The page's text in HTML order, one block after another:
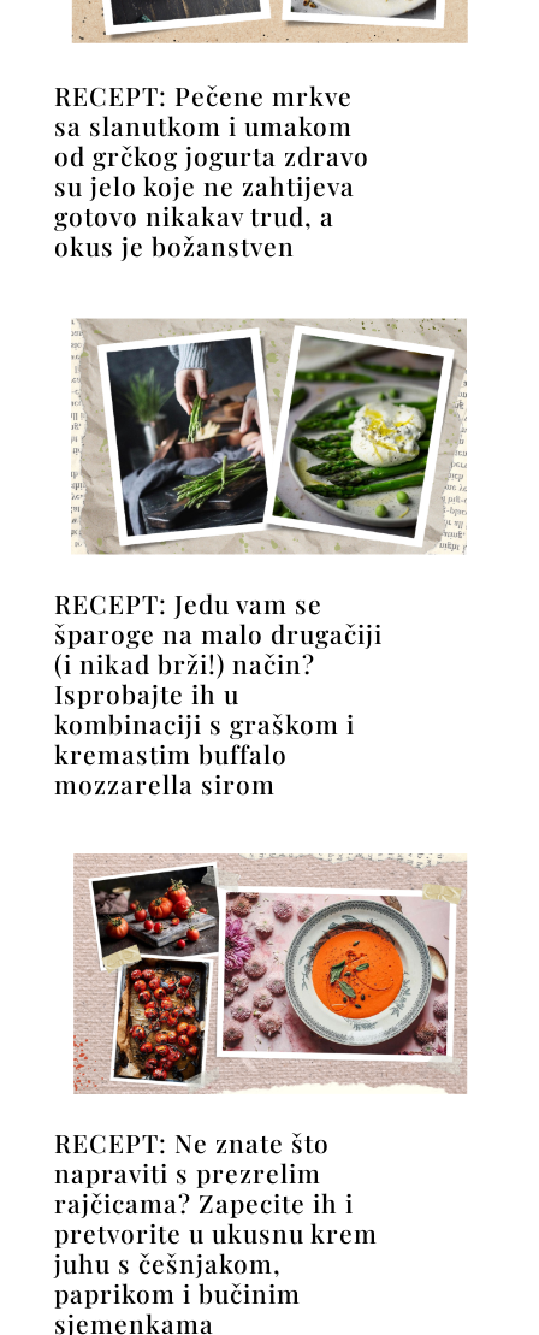
RECEPT: Pečene mrkve
sa slanutkom i umakom
od grčkog jogurta zdravo
su jelo koje ne zahtijeva
gotovo nikakav trud, a
okus je božanstven
RECEPT: Jedu vam se
šparoge na malo drugačiji
(i nikad brži!) način?
Isprobajte ih u
kombinaciji s graškom i
kremastim buffalo
mozzarella sirom
RECEPT: Ne znate što
napraviti s prezrelim
rajčicama? Zapecite ih i
pretvorite u ukusnu krem
juhu s češnjakom,
paprikom i bučinim
sjemenkama